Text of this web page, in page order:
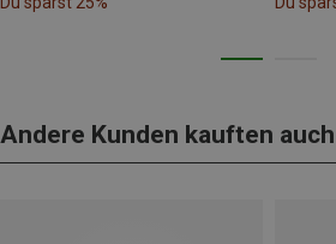
Andere Kunden kauften auch